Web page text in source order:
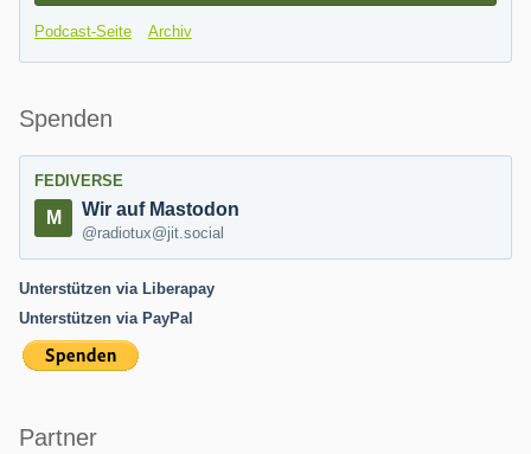
Podcast-Seite Archiv
Spenden
FEDIVERSE
Wir auf Mastodon
@radiotux@jit.social
Unterstützen via Liberapay
Unterstützen via PayPal
Partner